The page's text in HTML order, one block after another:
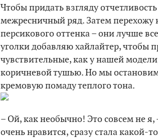
Чтобы придать взгляду
межресничный ряд. Затем перехожу
персикового оттенка – они лучше
уголки добавляю хайлайтер, чтобы
чувствительные, как у нашей
коричневой тушью. Но мы
кремовую помаду теплого тона.
– Ой, как необычно! Это совсем не
очень нравится, сразу стала